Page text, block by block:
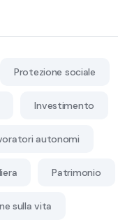
Protezione sociale
Investimento
autonomi
Patrimonio
sulla vita